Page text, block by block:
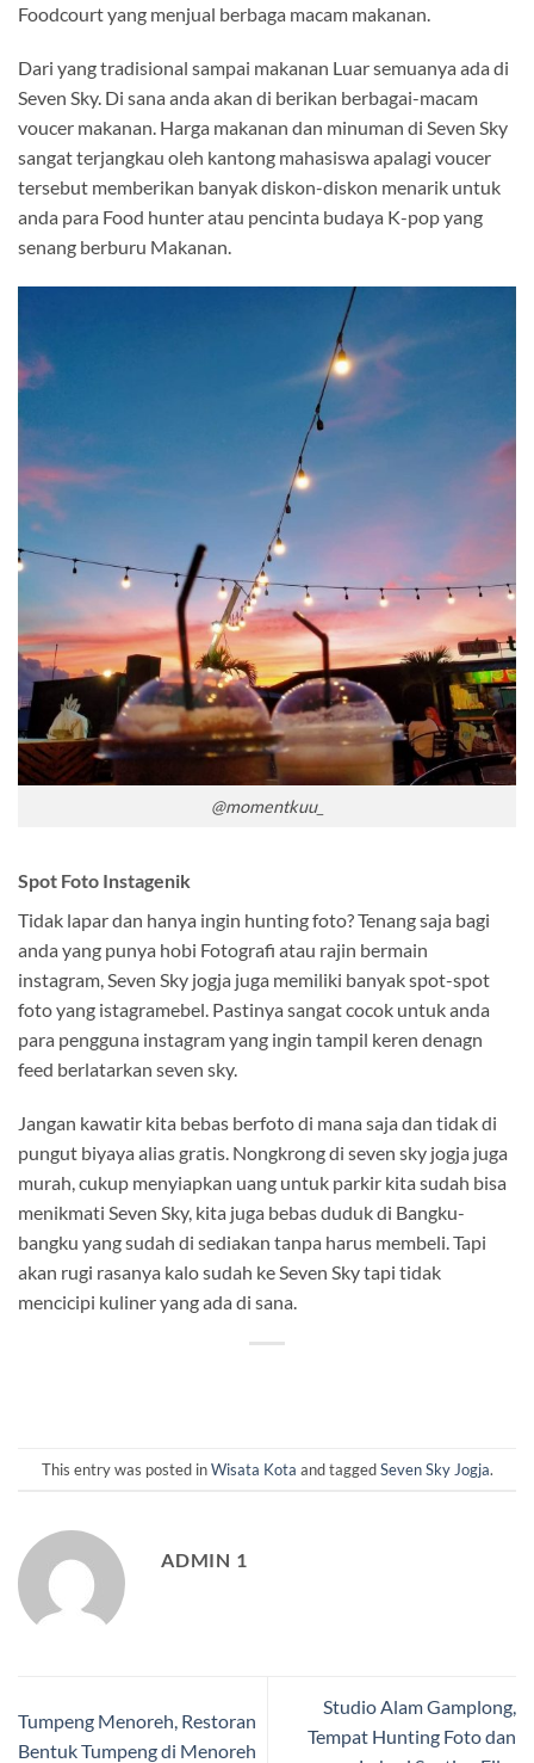
Foodcourt yang menjual berbaga macam makanan.
Dari yang tradisional sampai makanan Luar semuanya ada di
Seven Sky. Di sana anda akan di berikan berbagai-macam
voucer makanan. Harga makanan dan minuman di Seven Sky
sangat terjangkau oleh kantong mahasiswa apalagi voucer
tersebut memberikan banyak diskon-diskon menarik untuk
anda para Food hunter atau pencinta budaya K-pop yang
senang berburu Makanan.
@momentkuu_
Spot Foto Instagenik
Tidak lapar dan hanya ingin hunting foto? Tenang saja bagi
anda yang punya hobi Fotografi atau rajin bermain
instagram, Seven Sky jogja juga memiliki banyak spot-spot
foto yang istagramebel. Pastinya sangat cocok untuk anda
para pengguna instagram yang ingin tampil keren denagn
feed berlatarkan seven sky.
Jangan kawatir kita bebas berfoto di mana saja dan tidak di
pungut biyaya alias gratis. Nongkrong di seven sky jogja juga
murah, cukup menyiapkan uang untuk parkir kita sudah bisa
menikmati Seven Sky, kita juga bebas duduk di Bangku-
bangku yang sudah di sediakan tanpa harus membeli. Tapi
akan rugi rasanya kalo sudah ke Seven Sky tapi tidak
mencicipi kuliner yang ada di sana.
This entry was posted inWisata Kota and taggedSeven Sky Jogja.
ADMIN 1
Tumpeng Menoreh, Restoran
Bentuk Tumpeng di Menoreh
Studio Alam Gamplong,
Tempat Hunting Foto dan